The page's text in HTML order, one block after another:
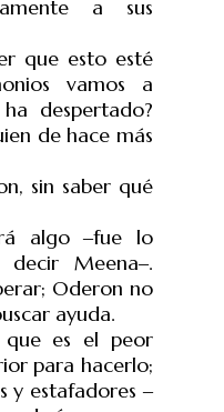
a sus
que esto esté
vamos a
despertado?
de hace más
sin saber qué
algo‒fue lo
Meena‒.
Oderon no
ayuda.
es el peor
para hacerlo;
y estafadores‒